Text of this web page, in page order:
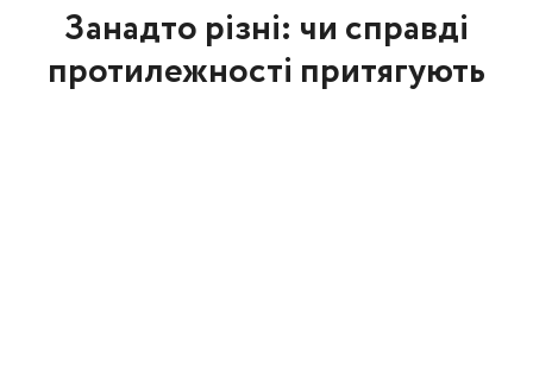
Занадто різні: чи справді
протилежності притягують